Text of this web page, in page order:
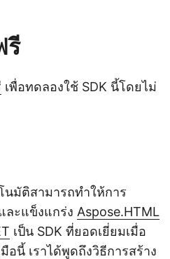
รี
เพื่อทดลองใช้ SDK นี้โดยไม่
นมัติสามารถทำให้การ
ละแข็งแกร่ง Aspose.HTML
เป็น SDK ที่ยอดเยี่ยมเมื่อ
อนี้ เราได้พูดถึงวิธีการสร้าง